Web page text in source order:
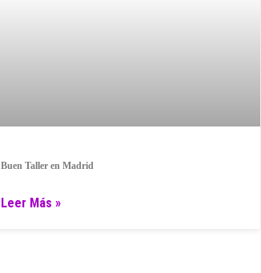
Buen Taller en Madrid
Leer Más »